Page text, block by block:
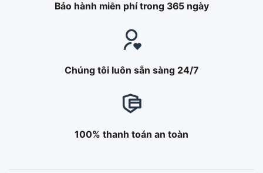
Bảo hành miễn phí trong 365 ngày
Chúng tôi luôn sẵn sàng 24/7
100% thanh toán an toàn